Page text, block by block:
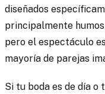
diseñados
principalmente
pero el espectáculo
mayoría de parejas
Si tu boda es de día o